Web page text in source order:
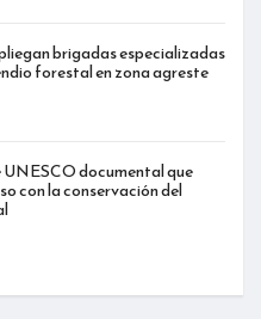
brigadas especializadas
forestal en zona agreste
documental que
con la conservación del